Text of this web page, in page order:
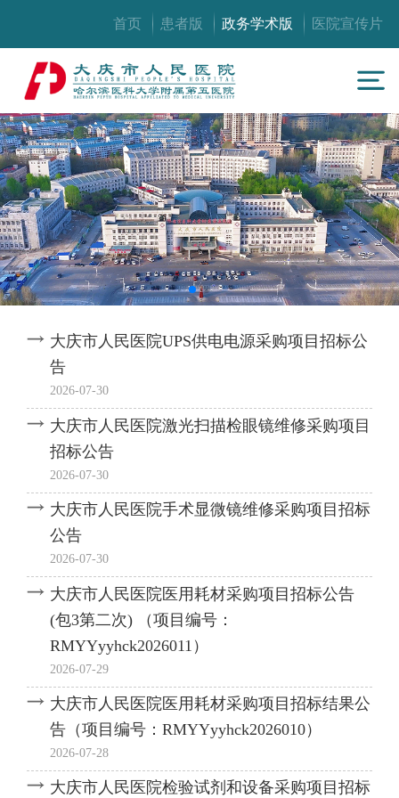
首页 患者版 政务学术版 医院宣传片
大庆市人民医院UPS供电电源采购项目招标公
告
2026-07-30
大庆市人民医院激光扫描检眼镜维修采购项目
招标公告
2026-07-30
大庆市人民医院手术显微镜维修采购项目招标
公告
2026-07-30
大庆市人民医院医用耗材采购项目招标公告
(包3第二次) （项目编号：
RMYYyyhck2026011）
2026-07-29
大庆市人民医院医用耗材采购项目招标结果公
告（项目编号：RMYYyyhck2026010）
2026-07-28
大庆市人民医院检验试剂和设备采购项目招标